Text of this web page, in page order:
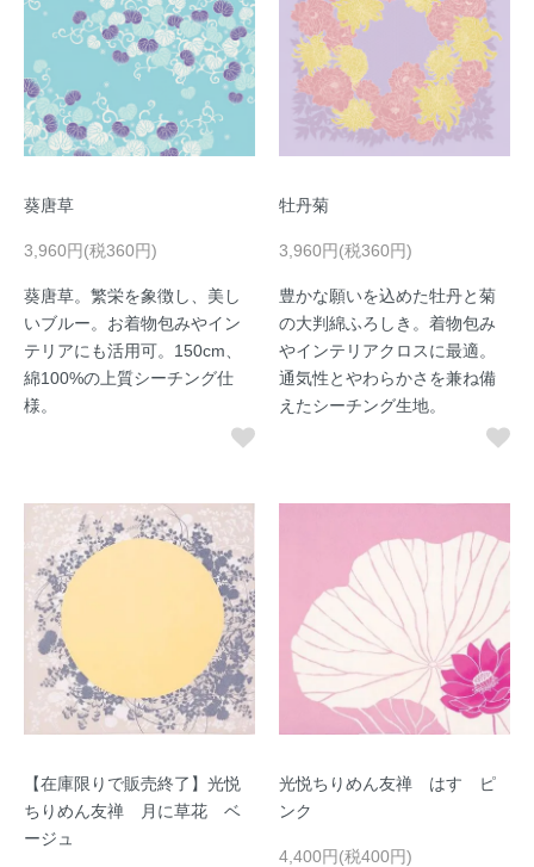
葵唐草
3,960円(税360円)
葵唐草。繁栄を象徴し、美し
いブルー。お着物包みやイン
テリアにも活用可。150cm、
綿100%の上質シーチング仕
様。
牡丹菊
3,960円(税360円)
豊かな願いを込めた牡丹と菊
の大判綿ふろしき。着物包み
やインテリアクロスに最適。
通気性とやわらかさを兼ね備
えたシーチング生地。
【在庫限りで販売終了】光悦
ちりめん友禅 月に草花 ベ
ージュ
光悦ちりめん友禅 はす ピ
ンク
4,400円(税400円)